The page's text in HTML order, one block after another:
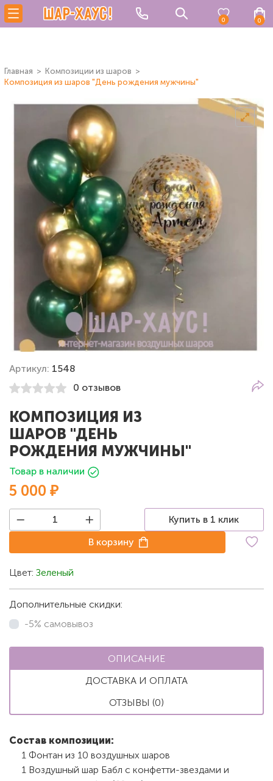
0 0
Главная
Композиции из шаров
Композиция из шаров "День рождения мужчины"
Артикул: 1548
0 отзывов
КОМПОЗИЦИЯ ИЗ
ШАРОВ "ДЕНЬ
РОЖДЕНИЯ МУЖЧИНЫ"
Товар в наличии
5 000 ₽
Купить в 1 клик
В корзину
Цвет: Зеленый
Дополнительные скидки:
-5% самовывоз
ОПИСАНИЕ
ДОСТАВКА И ОПЛАТА
ОТЗЫВЫ (0)
Состав композиции:
1 Фонтан из 10 воздушных шаров
1 Воздушный шар Бабл с конфетти-звездами и